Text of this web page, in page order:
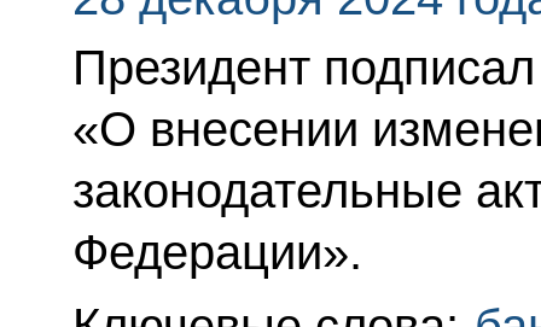
Президент
«О внесении
законодательные
Федерации».